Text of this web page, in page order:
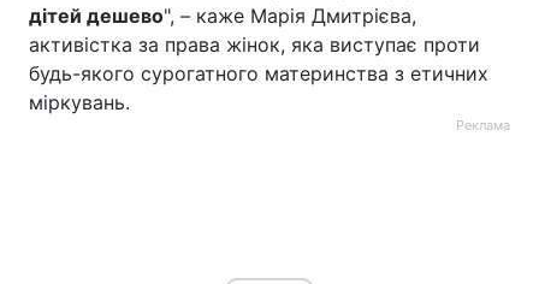
дітей дешево", – каже Марія Дмитрієва,
активістка за права жінок, яка виступає проти
будь-якого сурогатного материнства з етичних
міркувань.
Реклама